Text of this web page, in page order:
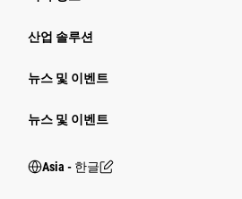
산업 솔루션
뉴스 및 이벤트
뉴스 및 이벤트
Asia - 한글